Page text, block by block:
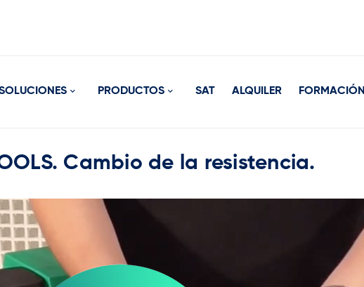
PRODUCTOS SAT ALQUILER FORMACIÓN
Cambio de la resistencia.